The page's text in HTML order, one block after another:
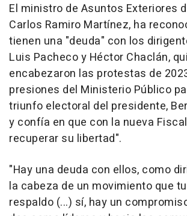
El ministro de Asuntos Exteriores
Carlos Ramiro Martínez, ha
tienen una "deuda" con los
Luis Pacheco y Héctor Chaclán,
encabezaron las protestas de
presiones del Ministerio Público
triunfo electoral del presidente,
y confía en que con la nueva
recuperar su libertad".
"Hay una deuda con ellos, como
la cabeza de un movimiento que
respaldo (...) sí, hay un